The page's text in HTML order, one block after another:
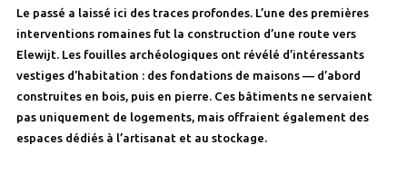
Le passé a laissé ici des traces profondes. L’une des premières
interventions romaines fut la construction d’une route vers
Elewijt. Les fouilles archéologiques ont révélé d’intéressants
vestiges d’habitation : des fondations de maisons — d’abord
construites en bois, puis en pierre. Ces bâtiments ne servaient
pas uniquement de logements, mais offraient également des
espaces dédiés à l’artisanat et au stockage.